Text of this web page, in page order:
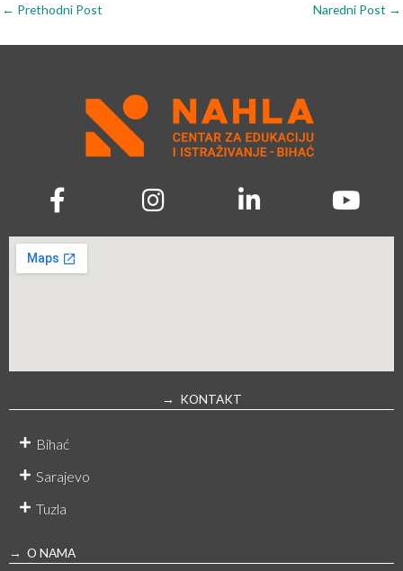
← Prethodni Post Naredni Post →
→ KONTAKT
Bihać
Sarajevo
Tuzla
→ O NAMA